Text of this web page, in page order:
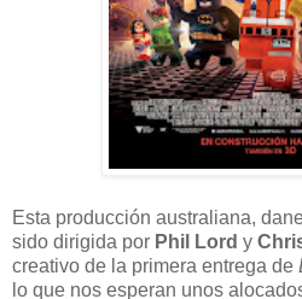
Esta producción australiana,
sido dirigida por Phil Lord y
creativo de la primera entrega de
lo que nos esperan unos